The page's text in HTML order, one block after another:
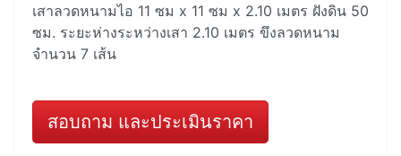
เสาลวดหนามไอ 11 ซม x 11 ซม x 2.10 เมตร ฝังดิน 50
ซม. ระยะห่างระหว่างเสา 2.10 เมตร ขึงลวดหนาม
จำนวน 7 เส้น
สอบถาม และประเมินราคา